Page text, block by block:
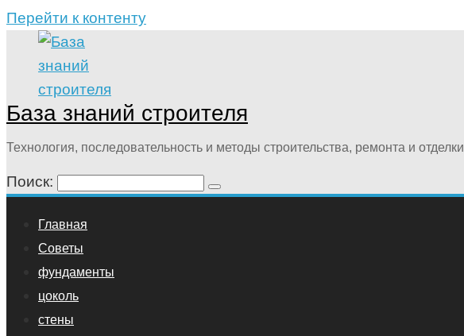
Перейти к контенту
База знаний строителя
Технология, последовательность и методы строительства, ремонта и отделки
Поиск:
Главная
Советы
фундаменты
цоколь
стены